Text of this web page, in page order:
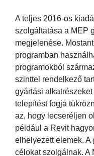
A teljes 2016-os
szolgáltatása a MEP
megjelenése.
programban
programokból
szinttel rendelkező
gyártási
telepítést fogja
az, hogy lecseréljen
például a Revit
elhelyezett elemek. A
célokat szolgálnak. A